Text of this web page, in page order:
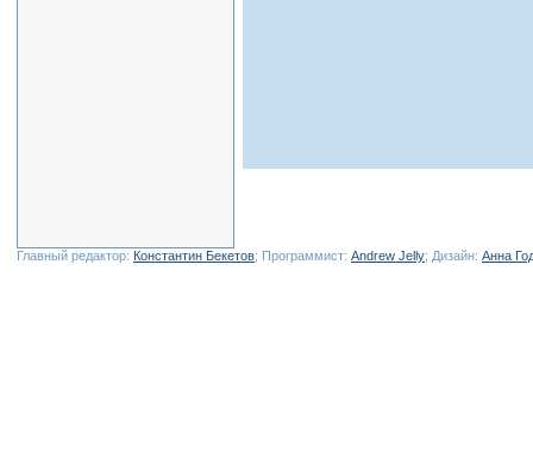
Главный редактор: Константин Бекетов; Программист: Andrew Jelly; Дизайн: Анна